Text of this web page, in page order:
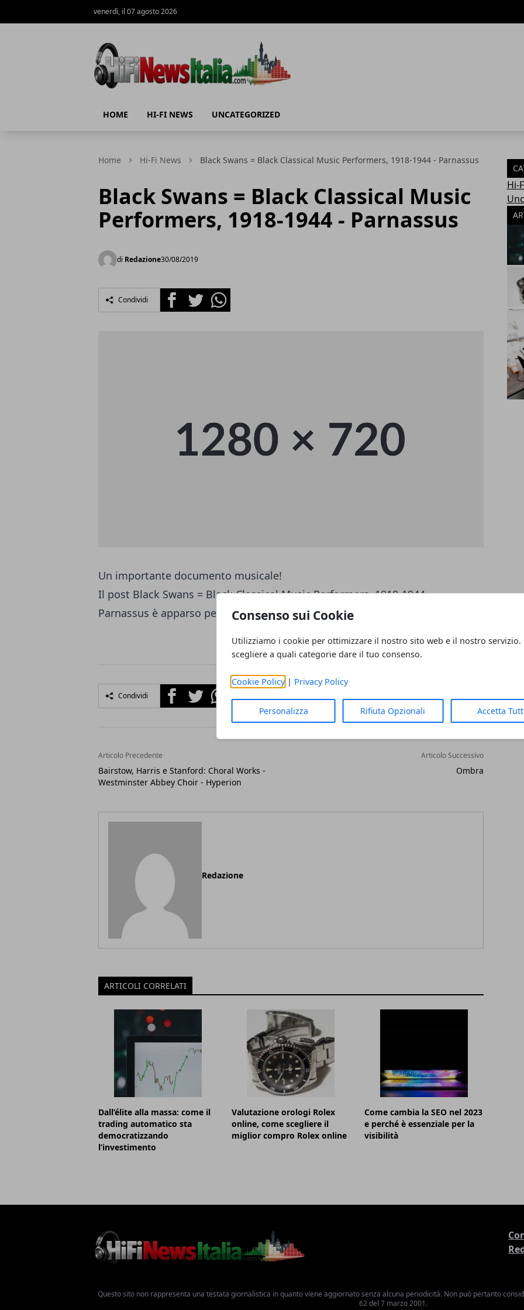
Consenso sui Cookie
Utilizziamo i cookie per ottimizzare il nostro sito web e il nostro servizio.
scegliere a quali categorie dare il tuo consenso.
Cookie Policy| Privacy Policy
Personalizza Rifiuta Opzionali Accetta
venerdì, il 07 agosto 2026
HOME HI-FI NEWS UNCATEGORIZED
Home Hi-Fi News Black Swans = Black Classical Music Performers, 1918-1944 - Parnassus
Black Swans = Black Classical Music
Performers, 1918-1944 - Parnassus
di Redazione30/08/2019
Condividi FacebookTwitterWhatsapp
Un importante documento musicale!
Il post Black Swans = Black Classical Music Performers, 1918-1944 -
Parnassus è apparso per primo suAudiophile Audition
Condividi FacebookTwitterWhatsapp
Articolo Precedente
Bairstow, Harris e Stanford: Choral Works -
Westminster Abbey Choir - Hyperion
Articolo Successivo
Ombra
Redazione
ARTICOLI CORRELATI
Dall’élite alla massa: come il
trading automatico sta
democratizzando
l’investimento
Valutazione orologi Rolex
online, come scegliere il
miglior compro Rolex online
Come cambia la SEO nel 2023
e perché è essenziale per la
visibilità
Hi-
Questo sito non rappresenta una testata giornalistica in quanto viene aggiornato senza alcuna periodicità. Non può pertanto
62 del 7 marzo 2001.